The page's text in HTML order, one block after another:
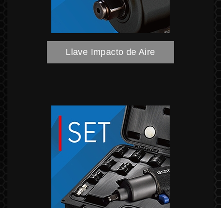
Llave Impacto de Aire